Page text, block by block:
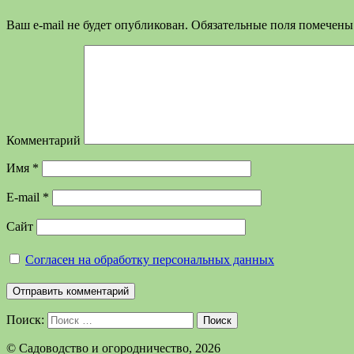
Ваш e-mail не будет опубликован. Обязательные поля
Комментарий
Имя *
E-mail *
Сайт
Согласен на обработку персональных данных
Поиск: Поиск
©️ Садоводство и огородничество, 2026